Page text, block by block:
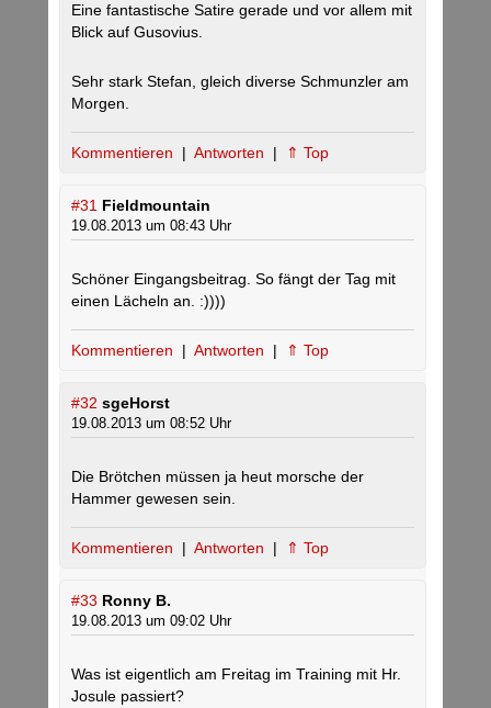
Eine fantastische Satire gerade und vor allem mit
Blick auf Gusovius.
Sehr stark Stefan, gleich diverse Schmunzler am
Morgen.
Kommentieren | Antworten | ⇑ Top
#31 Fieldmountain
19.08.2013 um 08:43 Uhr
Schöner Eingangsbeitrag. So fängt der Tag mit
einen Lächeln an. :))))
Kommentieren | Antworten | ⇑ Top
#32 sgeHorst
19.08.2013 um 08:52 Uhr
Die Brötchen müssen ja heut morsche der
Hammer gewesen sein.
Kommentieren | Antworten | ⇑ Top
#33 Ronny B.
19.08.2013 um 09:02 Uhr
Was ist eigentlich am Freitag im Training mit Hr.
Josule passiert?